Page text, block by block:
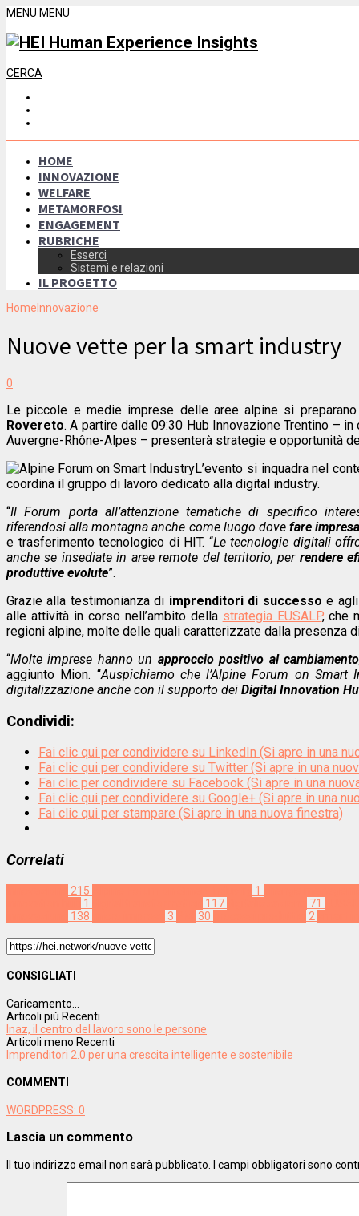
MENU MENU
CERCA
HOME
INNOVAZIONE
WELFARE
METAMORFOSI
ENGAGEMENT
RUBRICHE
Esserci
Sistemi e relazioni
IL PROGETTO
Home Innovazione
Nuove vette per la smart industry
0
Le piccole e medie imprese delle aree alpine si
Rovereto. A partire dalle 09:30 Hub Innovazione Trentino –
Auvergne-Rhône-Alpes – presenterà strategie e opportunità
L’evento si inquadra nel
coordina il gruppo di lavoro dedicato alla digital industry.
“Il Forum porta all’attenzione tematiche di specifico
riferendosi alla montagna anche come luogo dovefare
e trasferimento tecnologico di HIT. “Le tecnologie digitali
anche se insediate in aree remote del territorio, per rendere
produttive evolute”.
Grazie alla testimonianza di imprenditori di successo e
alle attività in corso nell’ambito della strategia EUSALP, che
regioni alpine, molte delle quali caratterizzate dalla presenza
“Molte imprese hanno un approccio positivo al cambiamento
aggiunto Mion. “Auspichiamo che l’Alpine Forum on
digitalizzazione anche con il supporto dei Digital Innovation
Condividi:
Fai clic qui per condividere su LinkedIn (Si apre in una
Fai clic qui per condividere su Twitter (Si apre in una
Fai clic per condividere su Facebook (Si apre in una
Fai clic qui per condividere su Google+ (Si apre in una
Fai clic qui per stampare (Si apre in una nuova finestra)
Correlati
215 1
1 117 71
138 3 30 2
CONSIGLIATI
Caricamento...
Articoli più Recenti
Inaz, il centro del lavoro sono le persone
Articoli meno Recenti
Imprenditori 2.0 per una crescita intelligente e sostenibile
COMMENTI
WORDPRESS: 0
Lascia un commento
Il tuo indirizzo email non sarà pubblicato. I campi obbligatori sono